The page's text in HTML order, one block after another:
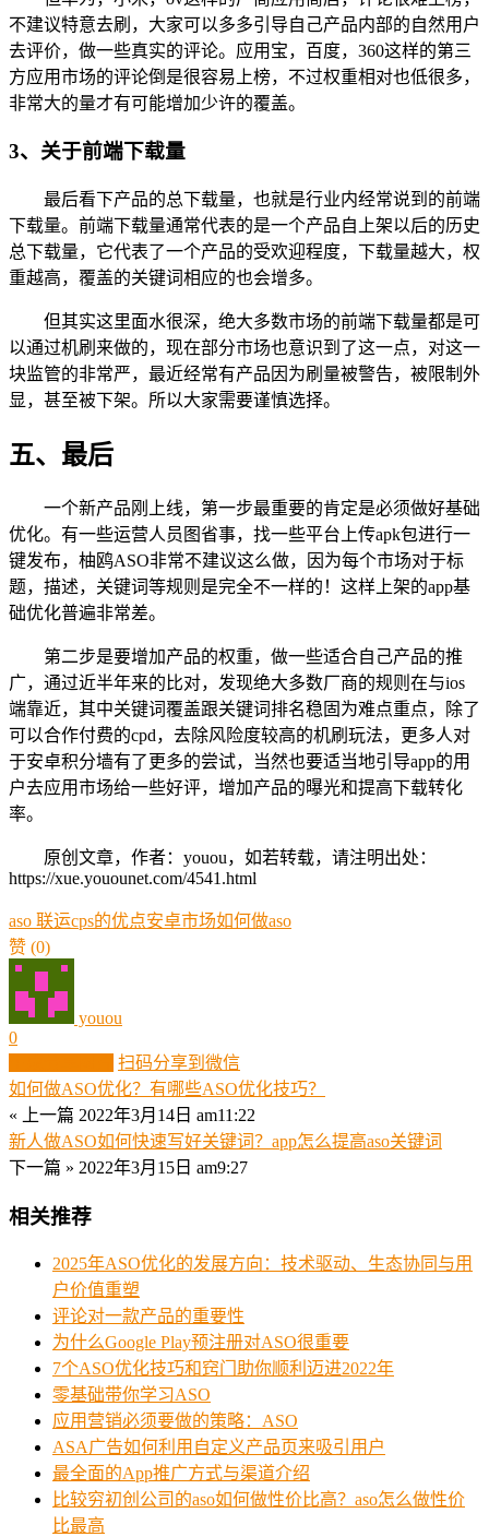
不建议特意去刷，大家可以多多引导自己产品内部的自然用户
去评价，做一些真实的评论。应用宝，百度，360这样的第三
方应用市场的评论倒是很容易上榜，不过权重相对也低很多，
非常大的量才有可能增加少许的覆盖。
3、关于前端下载量
最后看下产品的总下载量，也就是行业内经常说到的前端
下载量。前端下载量通常代表的是一个产品自上架以后的历史
总下载量，它代表了一个产品的受欢迎程度，下载量越大，权
重越高，覆盖的关键词相应的也会增多。
但其实这里面水很深，绝大多数市场的前端下载量都是可
以通过机刷来做的，现在部分市场也意识到了这一点，对这一
块监管的非常严，最近经常有产品因为刷量被警告，被限制外
显，甚至被下架。所以大家需要谨慎选择。
五、最后
一个新产品刚上线，第一步最重要的肯定是必须做好基础
优化。有一些运营人员图省事，找一些平台上传apk包进行一
键发布，柚鸥ASO非常不建议这么做，因为每个市场对于标
题，描述，关键词等规则是完全不一样的！这样上架的app基
础优化普遍非常差。
第二步是要增加产品的权重，做一些适合自己产品的推
广，通过近半年来的比对，发现绝大多数厂商的规则在与ios
端靠近，其中关键词覆盖跟关键词排名稳固为难点重点，除了
可以合作付费的cpd，去除风险度较高的机刷玩法，更多人对
于安卓积分墙有了更多的尝试，当然也要适当地引导app的用
户去应用市场给一些好评，增加产品的曝光和提高下载转化
率。
原创文章，作者：youou，如若转载，请注明出处：
https://xue.youounet.com/4541.html
aso 联运cps的优点安卓市场如何做aso
赞 (0)
youou
0
扫码分享到微信
如何做ASO优化？有哪些ASO优化技巧？
« 上一篇 2022年3月14日 am11:22
新人做ASO如何快速写好关键词？app怎么提高aso关键词
下一篇 » 2022年3月15日 am9:27
相关推荐
‌2025年ASO优化的发展方向：技术驱动、生态协同与用
户价值重塑
评论对一款产品的重要性
为什么Google Play预注册对ASO很重要
7个ASO优化技巧和窍门助你顺利迈进2022年
零基础带你学习ASO
应用营销必须要做的策略：ASO
ASA广告如何利用自定义产品页来吸引用户
最全面的App推广方式与渠道介绍
比较穷初创公司的aso如何做性价比高？aso怎么做性价
比最高